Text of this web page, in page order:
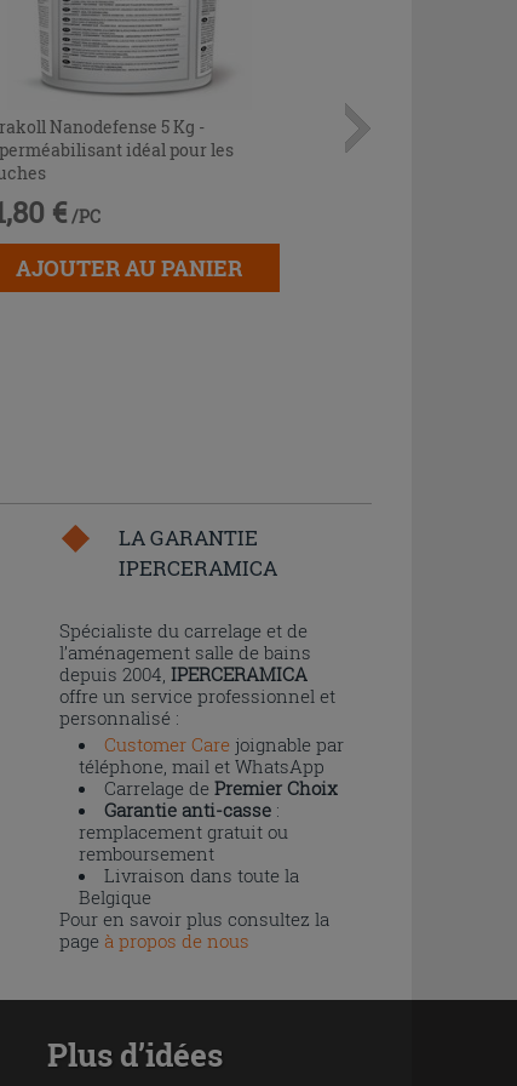
Nanodefense 5 Kg -
idéal pour les
€ /PC
AJOUTER AU PANIER
LA GARANTIE
IPERCERAMICA
Spécialiste du carrelage et de
l’aménagement salle de bains
depuis 2004, IPERCERAMICA
offre un service professionnel et
personnalisé :
Customer Carejoignable par
téléphone, mail et WhatsApp
Carrelage de Premier Choix
Garantie anti-casse:
remplacement gratuit ou
remboursement
Livraison dans toute la
Belgique
Pour en savoir plus consultez la
page à propos de nous
Plus d’idées